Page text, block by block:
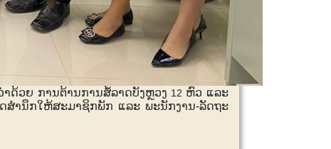
ດ້ວຍ ການຕ້ານການສໍ້ລາດບັງຫຼວງ 12 ຫົວ ແລະ
ສຳນຶກ​ ໃຫ້ສະມາຊິກພັກ ແລະ ພະນັກງານ-ລັດຖະ